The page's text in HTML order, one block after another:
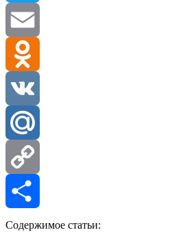
Twitter
Email
Odnoklassniki
VK
Mail.Ru
Copy
Link
Отправить
Содержимое статьи: